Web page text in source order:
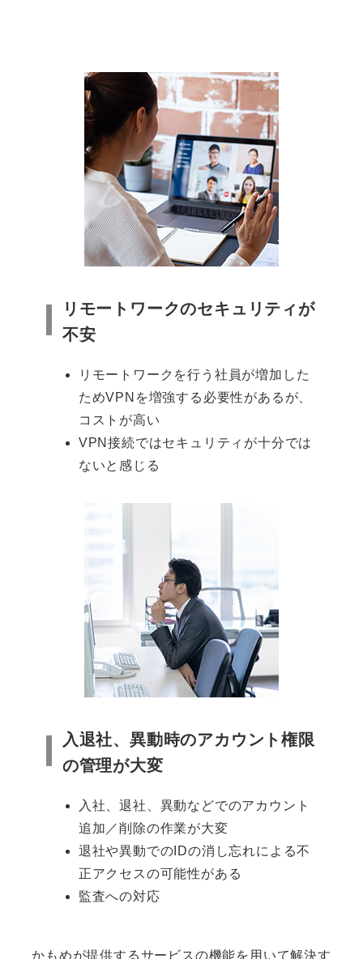
リモートワークのセキュリティが
不安
リモートワークを行う社員が増加した
ためVPNを増強する必要性があるが、
コストが高い
VPN接続ではセキュリティが十分では
ないと感じる
入退社、異動時のアカウント権限
の管理が大変
入社、退社、異動などでのアカウント
追加／削除の作業が大変
退社や異動でのIDの消し忘れによる不
正アクセスの可能性がある
監査への対応
かもめが提供するサービスの機能を用いて解決す